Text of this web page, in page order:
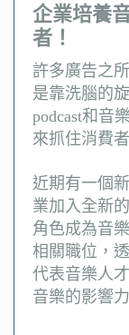
企業培養
者！
許多廣告之
是靠洗腦的
podcast和音
來抓住消費者
近期有一個
業加入全新
角色成為音
相關職位，
代表音樂人
音樂的影響